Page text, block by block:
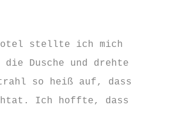
stellte ich mich
die Dusche und drehte
so heiß auf, dass
Ich hoffte, dass